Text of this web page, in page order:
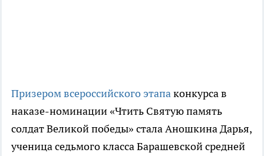
Призером всероссийского этапаконкурса в
наказе-номинации «Чтить Святую память
солдат Великой победы» стала Аношкина Дарья,
ученица седьмого класса Барашевской средней